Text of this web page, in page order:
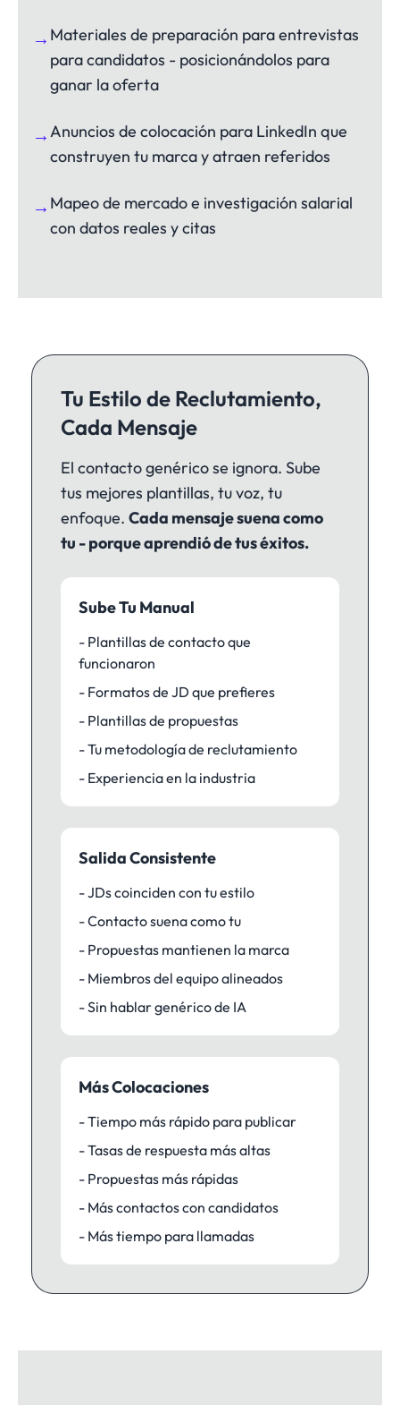
→ Materiales de preparación para entrevistas
para candidatos - posicionándolos para
ganar la oferta
→Anuncios de colocación para LinkedIn que
construyen tu marca y atraen referidos
→ Mapeo de mercado e investigación salarial
con datos reales y citas
Tu Estilo de Reclutamiento,
Cada Mensaje
El contacto genérico se ignora. Sube
tus mejores plantillas, tu voz, tu
enfoque. Cada mensaje suena como
tu - porque aprendió de tus éxitos.
Sube Tu Manual
- Plantillas de contacto que
funcionaron
- Formatos de JD que prefieres
- Plantillas de propuestas
- Tu metodología de reclutamiento
- Experiencia en la industria
Salida Consistente
- JDs coinciden con tu estilo
- Contacto suena como tu
- Propuestas mantienen la marca
- Miembros del equipo alineados
- Sin hablar genérico de IA
Más Colocaciones
- Tiempo más rápido para publicar
- Tasas de respuesta más altas
- Propuestas más rápidas
- Más contactos con candidatos
- Más tiempo para llamadas